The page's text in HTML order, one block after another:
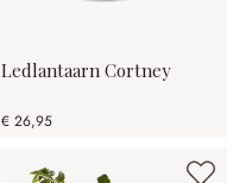
Ledlantaarn Cortney
€ 26,95